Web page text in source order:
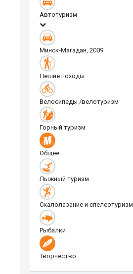
Автотуризм
Минск-Магадан, 2009
Пешие походы
Велосипеды /велотуризм
Горный туризм
Общее
Лыжный туризм
Скалолазание и спелеотуризм
Рыбалки
Творчество